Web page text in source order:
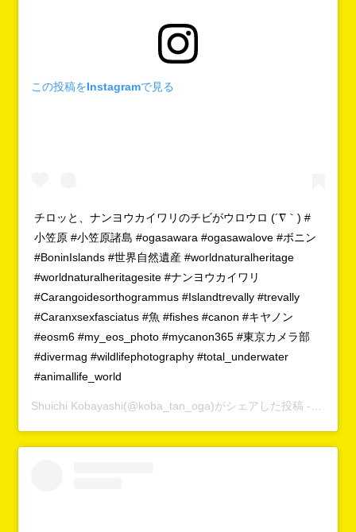
この投稿をInstagramで見る
チロッと、ナンヨウカイワリのチビがウロウロ (´∇｀) #
小笠原 #小笠原諸島 #ogasawara #ogasawalove #ボニン
#BoninIslands #世界自然遺産 #worldnaturalheritage
#worldnaturalheritagesite #ナンヨウカイワリ
#Carangoidesorthogrammus #Islandtrevally #trevally
#Caranxsexfasciatus #魚 #fishes #canon #キヤノン
#eosm6 #my_eos_photo #mycanon365 #東京カメラ部
#divermag #wildlifephotography #total_underwater
#animallife_world
Shuichi Kobayashi(@koba_tan_oga)がシェアした投稿 -